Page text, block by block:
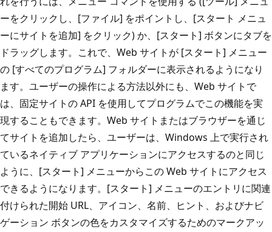
ーをクリックし、[ファイル] をポイントし、[スタート メニュ
ーにサイトを追加] をクリック) か、[スタート] ボタンにタブを
ドラッグします。これで、Web サイトが [スタート] メニュー
の [すべてのプログラム] フォルダーに表示されるようになり
ます。ユーザーの操作による方法以外にも、Web サイトで
は、固定サイトの API を使用してプログラムでこの機能を実
現することもできます。Web サイトまたはブラウザーを通じ
てサイトを追加したら、ユーザーは、Windows 上で実行され
ているネイティブ アプリケーションにアクセスするのと同じ
ように、[スタート] メニューからこの Web サイトにアクセス
できるようになります。[スタート] メニューのエントリに関連
付けられた開始 URL、アイコン、名前、ヒント、およびナビ
ゲーション ボタンの色をカスタマイズするためのマークアッ